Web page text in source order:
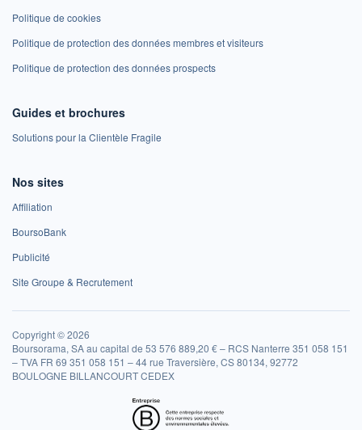
Politique de cookies
Politique de protection des données membres et visiteurs
Politique de protection des données prospects
Guides et brochures
Solutions pour la Clientèle Fragile
Nos sites
Affiliation
BoursoBank
Publicité
Site Groupe & Recrutement
Copyright © 2026
Boursorama, SA au capital de 53 576 889,20 € – RCS Nanterre 351 058 151
– TVA FR 69 351 058 151 – 44 rue Traversière, CS 80134, 92772
BOULOGNE BILLANCOURT CEDEX